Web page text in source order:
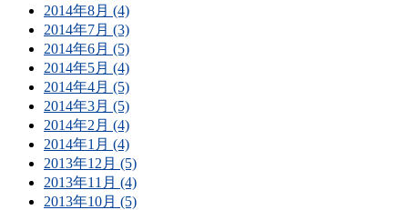
2014年8月 (4)
2014年7月 (3)
2014年6月 (5)
2014年5月 (4)
2014年4月 (5)
2014年3月 (5)
2014年2月 (4)
2014年1月 (4)
2013年12月 (5)
2013年11月 (4)
2013年10月 (5)